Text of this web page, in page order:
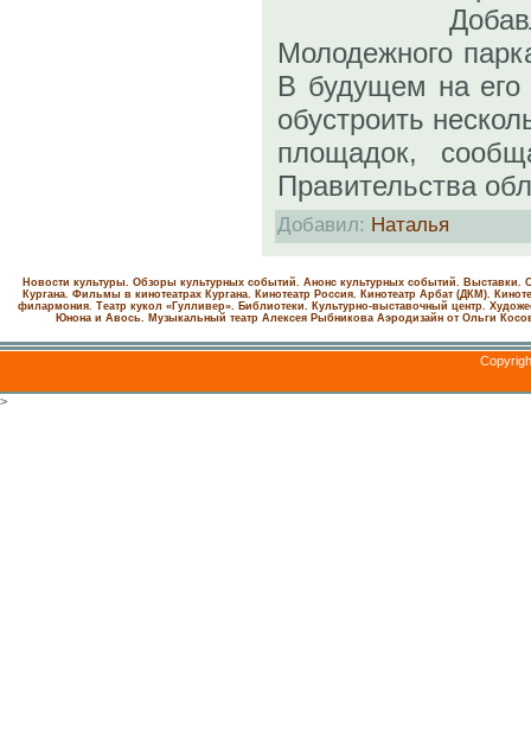
Добавлю,
Молодежного
В будущем на его
обустроить
площадок,
Правительства
Добавил: Наталья
Новости культуры. Обзоры культурных событий. Анонс культурных событий. Выставки.
Кургана. Фильмы в кинотеатрах Кургана.
Кинотеатр Россия. Кинотеатр Арбат (ДКМ).
филармония. Театр кукол «Гулливер». Библиотеки. Культурно-выставочный центр.
Юнона и Авось. Музыкальный театр Алексея Рыбникова Аэродизайн от Ольги
>